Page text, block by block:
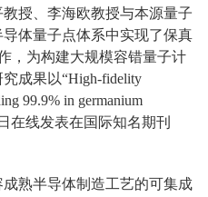
授、李海欧教授与本源量子
体量子点体系中实现了保真
，为构建大规模容错量子计
成果以“High-fidelity
99.9% in germanium
在线发表在国际知名期刊
熟半导体制造工艺的可集成